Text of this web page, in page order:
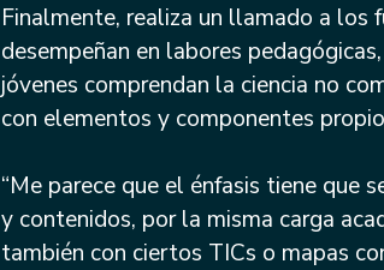
Finalmente, realiza un llamado a los
desempeñan en labores
jóvenes comprendan la ciencia no
con elementos y componentes
“Me parece que el énfasis tiene que
y contenidos, por la misma carga
también con ciertos TICs o mapas